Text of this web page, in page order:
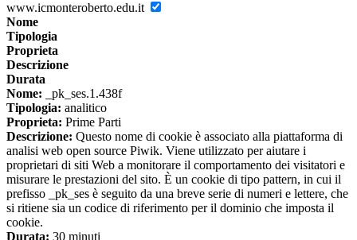
www.icmonteroberto.edu.it
Nome
Tipologia
Proprieta
Descrizione
Durata
Nome: _pk_ses.1.438f
Tipologia: analitico
Proprieta: Prime Parti
Descrizione: Questo nome di cookie è associato alla piattaforma di
analisi web open source Piwik. Viene utilizzato per aiutare i
proprietari di siti Web a monitorare il comportamento dei visitatori e
misurare le prestazioni del sito. È un cookie di tipo pattern, in cui il
prefisso _pk_ses è seguito da una breve serie di numeri e lettere, che
si ritiene sia un codice di riferimento per il dominio che imposta il
cookie.
Durata: 30 minuti